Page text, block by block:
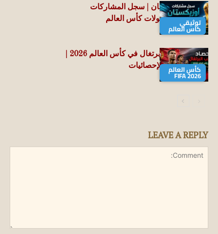
توثيقي
كأس العالم
منتخب أوزبكستان | سجل المشاركات
التاريخي في بطولات كأس العالم
كأس العالم
FIFA 2026
جميع الأرقام والإحصائيات
LEAVE A REPLY